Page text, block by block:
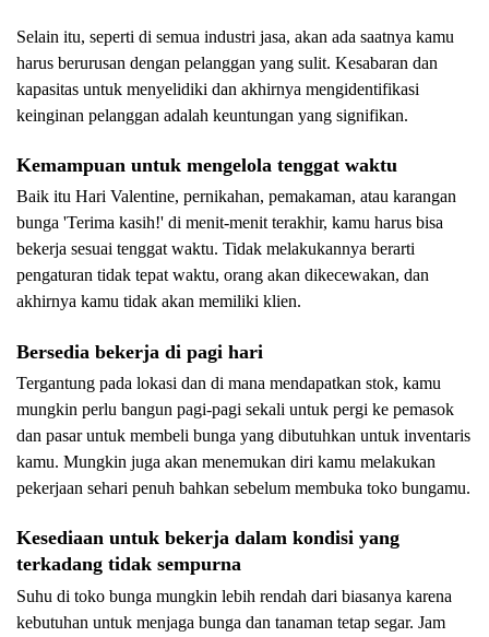
Selain itu, seperti di semua industri jasa, akan ada saatnya kamu
harus berurusan dengan pelanggan yang sulit. Kesabaran dan
kapasitas untuk menyelidiki dan akhirnya mengidentifikasi
keinginan pelanggan adalah keuntungan yang signifikan.
Kemampuan untuk mengelola tenggat waktu
Baik itu Hari Valentine, pernikahan, pemakaman, atau karangan
bunga 'Terima kasih!' di menit-menit terakhir, kamu harus bisa
bekerja sesuai tenggat waktu. Tidak melakukannya berarti
pengaturan tidak tepat waktu, orang akan dikecewakan, dan
akhirnya kamu tidak akan memiliki klien.
Bersedia bekerja di pagi hari
Tergantung pada lokasi dan di mana mendapatkan stok, kamu
mungkin perlu bangun pagi-pagi sekali untuk pergi ke pemasok
dan pasar untuk membeli bunga yang dibutuhkan untuk inventaris
kamu. Mungkin juga akan menemukan diri kamu melakukan
pekerjaan sehari penuh bahkan sebelum membuka toko bungamu.
Kesediaan untuk bekerja dalam kondisi yang
terkadang tidak sempurna
Suhu di toko bunga mungkin lebih rendah dari biasanya karena
kebutuhan untuk menjaga bunga dan tanaman tetap segar. Jam